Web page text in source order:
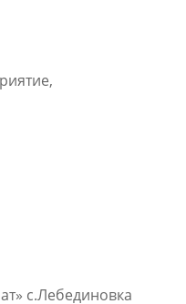
с.Лебединовка